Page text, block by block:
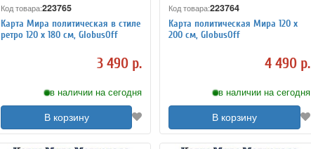
Код товара:223765
Карта Мира политическая в стиле
ретро 120 х 180 см, GlobusOff
3 490 р.
в наличии на сегодня
В корзину
Код товара:223764
Карта политическая Мира 120 х
200 см, GlobusOff
4 490 р.
в наличии на сегодня
В корзину